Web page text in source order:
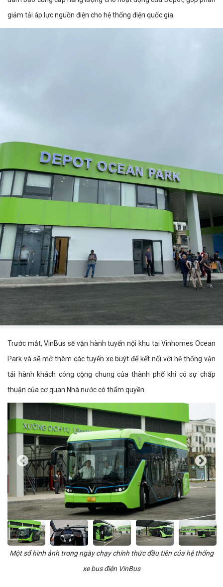
giảm tải áp lực nguồn điện cho hệ thống điện quốc gia.
Trước mắt, VinBus sẽ vận hành tuyến nội khu tại Vinhomes Ocean
Park và sẽ mở thêm các tuyến xe buýt để kết nối với hệ thống vận
tải hành khách công cộng chung của thành phố khi có sự chấp
thuận của cơ quan Nhà nước có thẩm quyền.
Một số hình ảnh trong ngày chạy chính thức đầu tiên của hệ thống
xe bus điện VinBus